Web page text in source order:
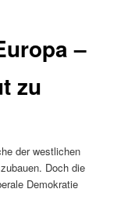
–
zu
der westlichen
Doch die
Demokratie